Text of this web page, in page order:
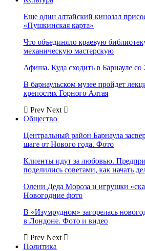
Еще один алтайский кинозал
«Пушкинская карта»
Что объединяло краевую
механическую мастерскую
Афиша. Куда сходить в Барнауле со
В барнаульском музее пройдет
крепостях Горного Алтая
Prev Next
Общество
Центральный район Барнаула
шаге от Нового года. Фото
Клиенты идут за любовью.
поделились советами, как начать
Олени Деда Мороза и игрушки
Новогодние фото
В «Изумрудном» загорелась
в Лондоне. Фото и видео
Prev Next
Политика